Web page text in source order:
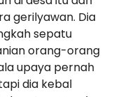
gerilyawan. Dia
sepatu
orang-orang
upaya pernah
dia kebal